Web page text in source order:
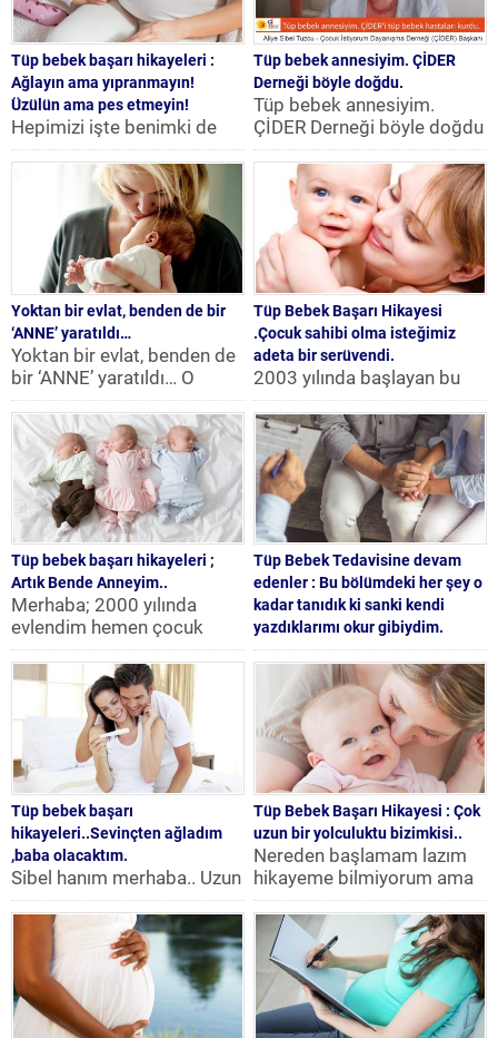
Tüp bebek başarı hikayeleri :
Ağlayın ama yıpranmayın!
Üzülün ama pes etmeyin!
Hepimizi işte benimki de
bunun tıpkısının aynısı
diyebileceğimiz bir
#tüpbebek hikayesi
.Mutlaka okumanızı
öneririrm.. Çok...
Tüp bebek annesiyim. ÇİDER
Derneği böyle doğdu.
Tüp bebek annesiyim.
ÇİDER Derneği böyle doğdu
. Tüp bebek annesiyim.
ÇİDER Derneği böyle
doğdu....
Yoktan bir evlat, benden de bir
‘ANNE’ yaratıldı…
Yoktan bir evlat, benden de
bir ‘ANNE’ yaratıldı… O
ameliyathaneden, prense
dönüşmüş kurbağa misali,
bir...
Tüp Bebek Başarı Hikayesi
.Çocuk sahibi olma isteğimiz
adeta bir serüvendi.
2003 yılında başlayan bu
süreç, birkaç hekim
değiştirip sonuç
alamadıktan sonra 2005
Aralık ayında Tüp...
Tüp bebek başarı hikayeleri ;
Artık Bende Anneyim..
Merhaba; 2000 yılında
evlendim hemen çocuk
istedim ama olmuyordu ilk
6 aydan sonra tedavilere
başladık...
Tüp Bebek Tedavisine devam
edenler : Bu bölümdeki her şey o
kadar tanıdık ki sanki kendi
yazdıklarımı okur gibiydim.
Merhaba Biz 6 senelik evli
ve 4 senedir çocuk sahibi
olmak için savaş veren bir...
Tüp bebek başarı
hikayeleri..Sevinçten ağladım
,baba olacaktım.
Sibel hanım merhaba.. Uzun
zaman önce büyük bir
çaresizlikle sitenizi bulmuş
ve üye olarak bilgiler...
Tüp Bebek Başarı Hikayesi : Çok
uzun bir yolculuktu bizimkisi..
Nereden başlamam lazım
hikayeme bilmiyorum ama
çok uzun bir yolculuk
bizimkisi… Eşimle evlendim
eşim hemen...